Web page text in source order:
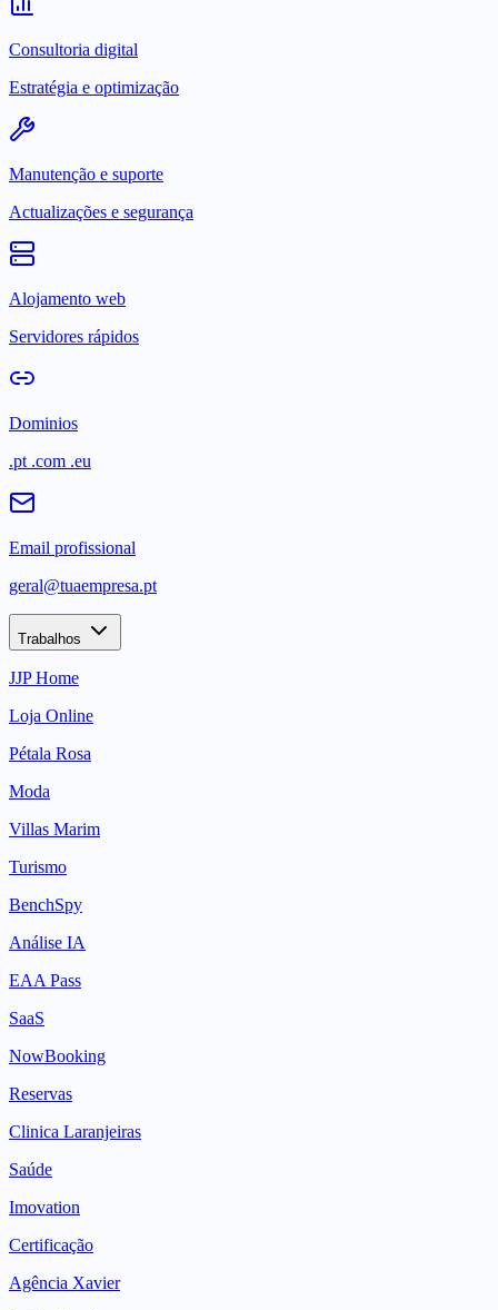
Consultoria digital
Estratégia e optimização
Manutenção e suporte
Actualizações e segurança
Alojamento web
Servidores rápidos
Dominios
.pt .com .eu
Email profissional
geral@tuaempresa.pt
Trabalhos
JJP Home
Loja Online
Pétala Rosa
Moda
Villas Marim
Turismo
BenchSpy
Análise IA
EAA Pass
SaaS
NowBooking
Reservas
Clinica Laranjeiras
Saúde
Imovation
Certificação
Agência Xavier